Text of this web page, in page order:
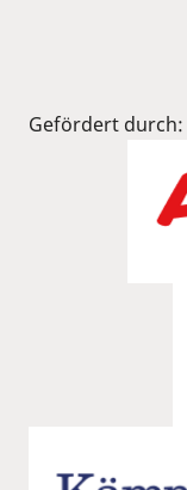
Gefördert durch: